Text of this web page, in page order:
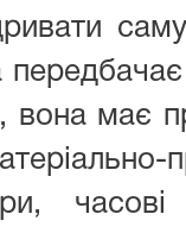
вона має
часові